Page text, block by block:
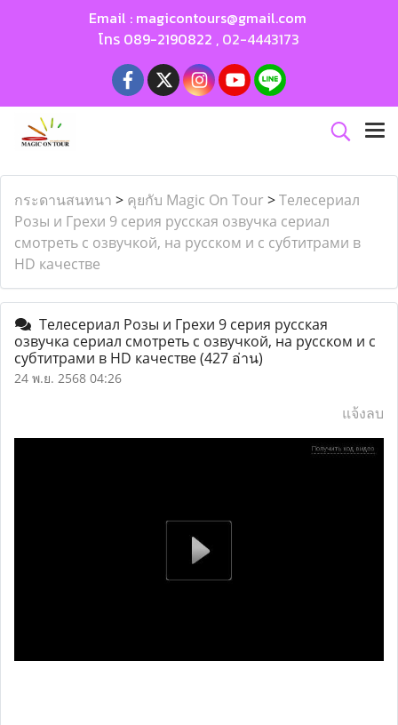
Email : magicontours@gmail.com
โทร 089-2190822 , 02-4443173
กระดานสนทนา > คุยกับ Magic On Tour >Телесериал
Розы и Грехи 9 серия русская озвучка сериал
смотреть с озвучкой, на русском и с субтитрами в
HD качестве
Телесериал Розы и Грехи 9 серия русская
озвучка сериал смотреть с озвучкой, на русском и с
субтитрами в HD качестве(427 อ่าน)
24 พ.ย. 2568 04:26
แจ้งลบ